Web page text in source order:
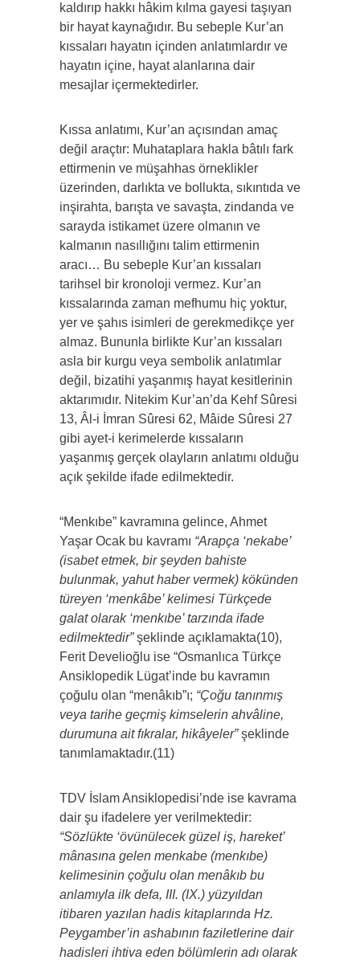
kaldırıp hakkı hâkim kılma gayesi taşıyan
bir hayat kaynağıdır. Bu sebeple Kur’an
kıssaları hayatın içinden anlatımlardır ve
hayatın içine, hayat alanlarına dair
mesajlar içermektedirler.
Kıssa anlatımı, Kur’an açısından amaç
değil araçtır: Muhataplara hakla bâtılı fark
ettirmenin ve müşahhas örneklikler
üzerinden, darlıkta ve bollukta, sıkıntıda ve
inşirahta, barışta ve savaşta, zindanda ve
sarayda istikamet üzere olmanın ve
kalmanın nasıllığını talim ettirmenin
aracı… Bu sebeple Kur’an kıssaları
tarihsel bir kronoloji vermez. Kur’an
kıssalarında zaman mefhumu hiç yoktur,
yer ve şahıs isimleri de gerekmedikçe yer
almaz. Bununla birlikte Kur’an kıssaları
asla bir kurgu veya sembolik anlatımlar
değil, bizatihi yaşanmış hayat kesitlerinin
aktarımıdır. Nitekim Kur’an’da Kehf Sûresi
13, Âl-i İmran Sûresi 62, Mâide Sûresi 27
gibi ayet-i kerimelerde kıssaların
yaşanmış gerçek olayların anlatımı olduğu
açık şekilde ifade edilmektedir.
“Menkıbe” kavramına gelince, Ahmet
Yaşar Ocak bu kavramı “Arapça ‘nekabe’
(isabet etmek, bir şeyden bahiste
bulunmak, yahut haber vermek) kökünden
türeyen ‘menkâbe’ kelimesi Türkçede
galat olarak ‘menkıbe’ tarzında ifade
edilmektedir”şeklinde açıklamakta(10),
Ferit Develioğlu ise “Osmanlıca Türkçe
Ansiklopedik Lügat’inde bu kavramın
çoğulu olan “menâkıb”ı; “Çoğu tanınmış
veya tarihe geçmiş kimselerin ahvâline,
durumuna ait fıkralar, hikâyeler”şeklinde
tanımlamaktadır.(11)
TDV İslam Ansiklopedisi’nde ise kavrama
dair şu ifadelere yer verilmektedir:
“Sözlükte ‘övünülecek güzel iş, hareket’
mânasına gelen menkabe (menkıbe)
kelimesinin çoğulu olan menâkıb bu
anlamıyla ilk defa, III. (IX.) yüzyıldan
itibaren yazılan hadis kitaplarında Hz.
Peygamber’in ashabının faziletlerine dair
hadisleri ihtiva eden bölümlerin adı olarak